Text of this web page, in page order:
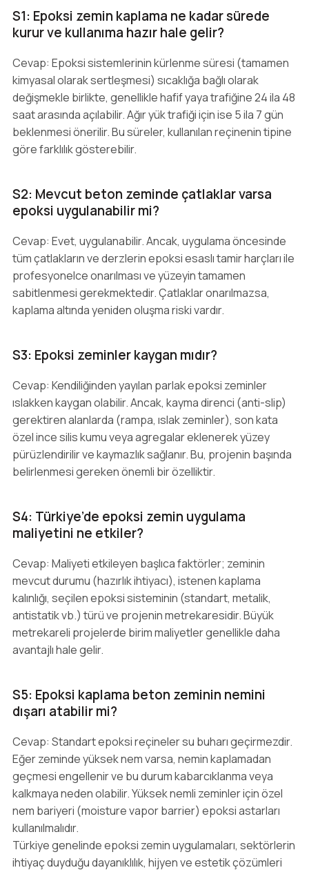
S1: Epoksi zemin kaplama ne kadar sürede
kurur ve kullanıma hazır hale gelir?
Cevap: Epoksi sistemlerinin kürlenme süresi (tamamen
kimyasal olarak sertleşmesi) sıcaklığa bağlı olarak
değişmekle birlikte, genellikle hafif yaya trafiğine 24 ila 48
saat arasında açılabilir. Ağır yük trafiği için ise 5 ila 7 gün
beklenmesi önerilir. Bu süreler, kullanılan reçinenin tipine
göre farklılık gösterebilir.
S2: Mevcut beton zeminde çatlaklar varsa
epoksi uygulanabilir mi?
Cevap: Evet, uygulanabilir. Ancak, uygulama öncesinde
tüm çatlakların ve derzlerin epoksi esaslı tamir harçları ile
profesyonelce onarılması ve yüzeyin tamamen
sabitlenmesi gerekmektedir. Çatlaklar onarılmazsa,
kaplama altında yeniden oluşma riski vardır.
S3: Epoksi zeminler kaygan mıdır?
Cevap: Kendiliğinden yayılan parlak epoksi zeminler
ıslakken kaygan olabilir. Ancak, kayma direnci (anti-slip)
gerektiren alanlarda (rampa, ıslak zeminler), son kata
özel ince silis kumu veya agregalar eklenerek yüzey
pürüzlendirilir ve kaymazlık sağlanır. Bu, projenin başında
belirlenmesi gereken önemli bir özelliktir.
S4: Türkiye’de epoksi zemin uygulama
maliyetini ne etkiler?
Cevap: Maliyeti etkileyen başlıca faktörler; zeminin
mevcut durumu (hazırlık ihtiyacı), istenen kaplama
kalınlığı, seçilen epoksi sisteminin (standart, metalik,
antistatik vb.) türü ve projenin metrekaresidir. Büyük
metrekareli projelerde birim maliyetler genellikle daha
avantajlı hale gelir.
S5: Epoksi kaplama beton zeminin nemini
dışarı atabilir mi?
Cevap: Standart epoksi reçineler su buharı geçirmezdir.
Eğer zeminde yüksek nem varsa, nemin kaplamadan
geçmesi engellenir ve bu durum kabarcıklanma veya
kalkmaya neden olabilir. Yüksek nemli zeminler için özel
nem bariyeri (moisture vapor barrier) epoksi astarları
kullanılmalıdır.
Türkiye genelinde epoksi zemin uygulamaları, sektörlerin
ihtiyaç duyduğu dayanıklılık, hijyen ve estetik çözümleri